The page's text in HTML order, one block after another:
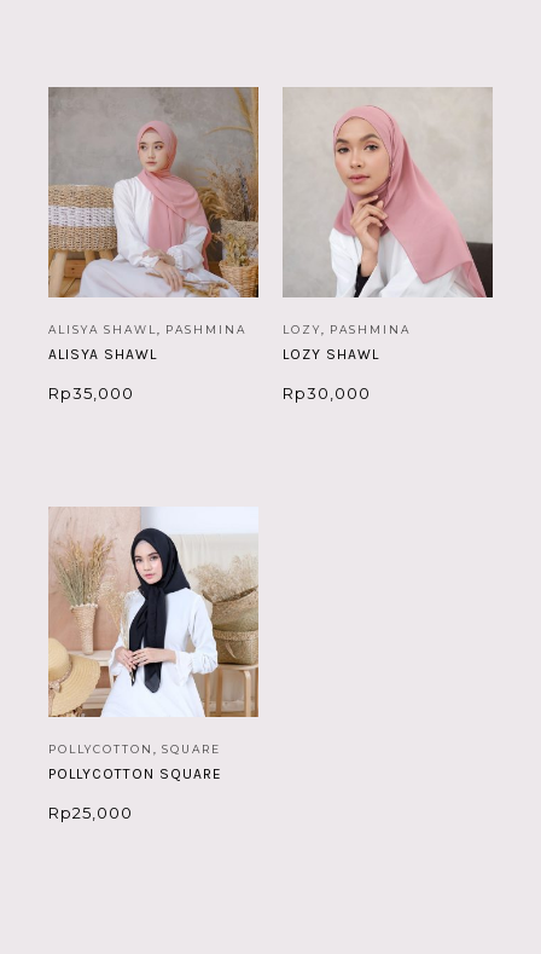
ALISYA SHAWL PASHMINA
ALISYA SHAWL
Rp35,000
LOZY PASHMINA
LOZY SHAWL
Rp30,000
POLLYCOTTON SQUARE
POLLYCOTTON SQUARE
Rp25,000